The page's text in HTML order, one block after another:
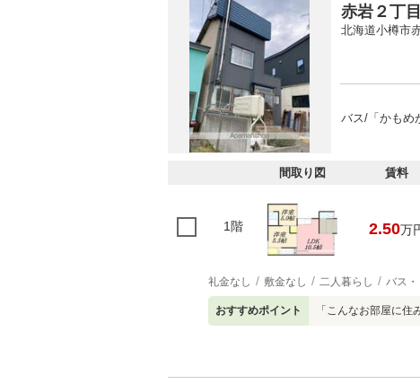
赤岩２丁
北海道小樽市
バス/「かもめ
間取り図 賃料
1階 2.50万
礼金なし 敷金なし 二人暮らし バス・
おすすめポイント 「こんなお部屋に